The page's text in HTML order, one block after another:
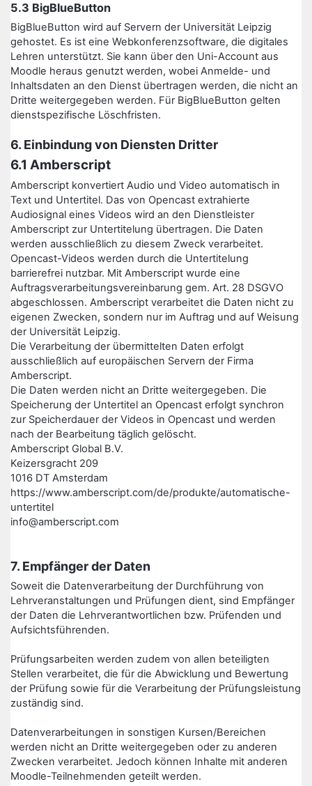
5.3 BigBlueButton
BigBlueButton wird auf Servern der Universität Leipzig
gehostet. Es ist eine Webkonferenzsoftware, die digitales
Lehren unterstützt. Sie kann über den Uni-Account aus
Moodle heraus genutzt werden, wobei Anmelde- und
Inhaltsdaten an den Dienst übertragen werden, die nicht an
Dritte weitergegeben werden. Für BigBlueButton gelten
dienstspezifische Löschfristen.
6. Einbindung von Diensten Dritter
6.1 Amberscript
Amberscript konvertiert Audio und Video automatisch in
Text und Untertitel. Das von Opencast extrahierte
Audiosignal eines Videos wird an den Dienstleister
Amberscript zur Untertitelung übertragen. Die Daten
werden ausschließlich zu diesem Zweck verarbeitet.
Opencast-Videos werden durch die Untertitelung
barrierefrei nutzbar. Mit Amberscript wurde eine
Auftragsverarbeitungsvereinbarung gem. Art. 28 DSGVO
abgeschlossen. Amberscript verarbeitet die Daten nicht zu
eigenen Zwecken, sondern nur im Auftrag und auf Weisung
der Universität Leipzig.
Die Verarbeitung der übermittelten Daten erfolgt
ausschließlich auf europäischen Servern der Firma
Amberscript.
Die Daten werden nicht an Dritte weitergegeben. Die
Speicherung der Untertitel an Opencast erfolgt synchron
zur Speicherdauer der Videos in Opencast und werden
nach der Bearbeitung täglich gelöscht.
Amberscript Global B.V.
Keizersgracht 209
1016 DT Amsterdam
https://www.amberscript.com/de/produkte/automatische-
untertitel
info@amberscript.com
7. Empfänger der Daten
Soweit die Datenverarbeitung der Durchführung von
Lehrveranstaltungen und Prüfungen dient, sind Empfänger
der Daten die Lehrverantwortlichen bzw. Prüfenden und
Aufsichtsführenden.
Prüfungsarbeiten werden zudem von allen beteiligten
Stellen verarbeitet, die für die Abwicklung und Bewertung
der Prüfung sowie für die Verarbeitung der Prüfungsleistung
zuständig sind.
Datenverarbeitungen in sonstigen Kursen/Bereichen
werden nicht an Dritte weitergegeben oder zu anderen
Zwecken verarbeitet. Jedoch können Inhalte mit anderen
Moodle-Teilnehmenden geteilt werden.